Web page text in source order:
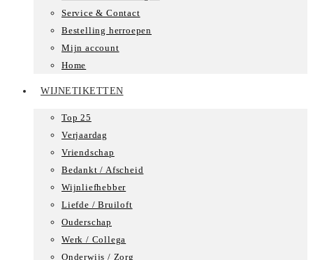
Service & Contact
Bestelling herroepen
Mijn account
Home
WIJNETIKETTEN
Top 25
Verjaardag
Vriendschap
Bedankt / Afscheid
Wijnliefhebber
Liefde / Bruiloft
Ouderschap
Werk / Collega
Onderwijs / Zorg